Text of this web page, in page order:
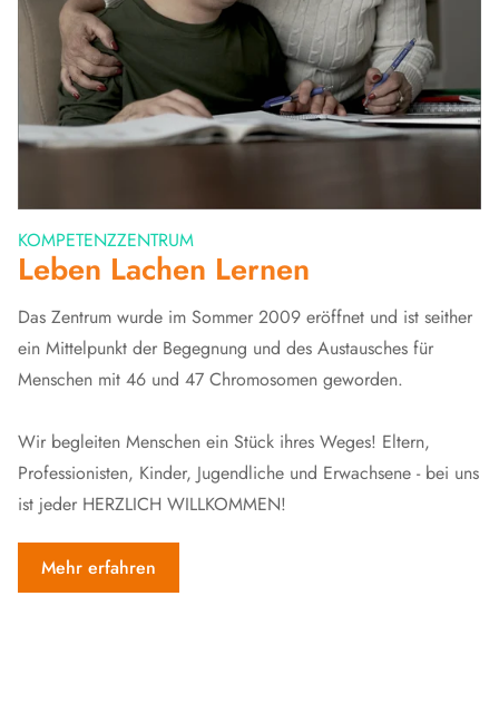
KOMPETENZZENTRUM
Leben Lachen Lernen
Das Zentrum wurde im Sommer 2009 eröffnet und ist seither
ein Mittelpunkt der Begegnung und des Austausches für
Menschen mit 46 und 47 Chromosomen geworden.
Wir begleiten Menschen ein Stück ihres Weges! Eltern,
Professionisten, Kinder, Jugendliche und Erwachsene - bei uns
ist jeder HERZLICH WILLKOMMEN!
Mehr erfahren